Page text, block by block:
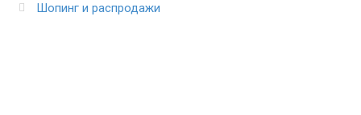
Шопинг и распродажи